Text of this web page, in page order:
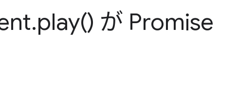
.play() が Promise